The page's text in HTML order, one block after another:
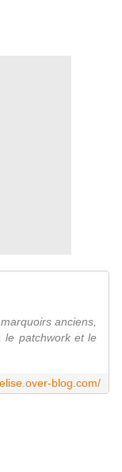
anciens,
le patchwork et le
blog.com/